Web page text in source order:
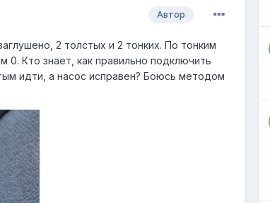
Автор
2 толстых и 2 тонких. По тонким
0. Кто знает, как правильно подключить
идти, а насос исправен? Боюсь методом